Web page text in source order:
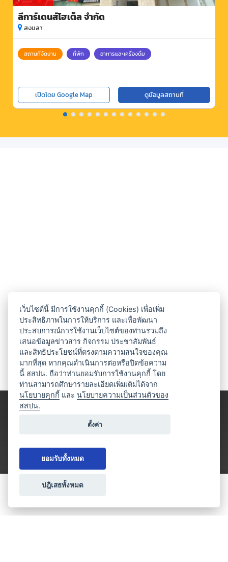
ลีการ์เดนส์โฮเต็ล จำกัด
สงขลา
สถานที่จัดงาน ที่พัก อาหารและเครื่องดื่ม
เปิดโดย Google Map ดูข้อมูลสถานที่
ประเภทธุรกิจไมซ์
เว็บไซต์นี้ มีการใช้งานคุกกี้ (Cookies) เพื่อเพิ่ม
ประสิทธิภาพในการให้บริการ และเพื่อพัฒนา
ประสบการณ์การใช้งานเว็บไซต์ของท่านรวมถึง
เสนอข้อมูลข่าวสาร กิจกรรม ประชาสัมพันธ์
และสิทธิประโยชน์ที่ตรงตามความสนใจของคุณ
มากที่สุด หากคุณดำเนินการต่อหรือปิดข้อความ
นี้ สสปน. ถือว่าท่านยอมรับการใช้งานคุกกี้ โดย
ท่านสามารถศึกษารายละเอียดเพิ่มเติมได้จาก
นโยบายคุกกี้ และนโยบายความเป็นส่วนตัวของ
สสปน.
ตั้งค่า
ยอมรับทั้งหมด
ปฎิเสธทั้งหมด